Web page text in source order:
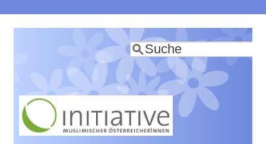
zum
Inhalt
Suche